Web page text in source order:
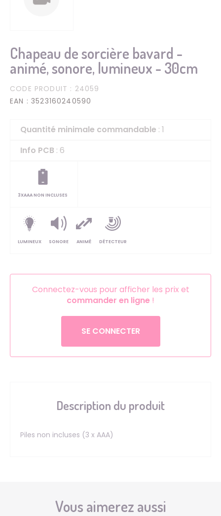
Chapeau de sorcière bavard -
animé, sonore, lumineux - 30cm
CODE PRODUIT : 24059
EAN : 3523160240590
Quantité minimale commandable : 1
Info PCB : 6
3XAAA NON INCLUSES
LUMINEUX SONORE ANIMÉ DÉTECTEUR
Connectez-vous pour afficher les prix et
commander en ligne !
SE CONNECTER
Description du produit
Piles non incluses (3 x AAA)
Vous aimerez aussi